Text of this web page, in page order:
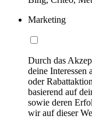
Marketing
Durch das
deine Interessen
oder
basierend auf
sowie deren
wir auf dieser